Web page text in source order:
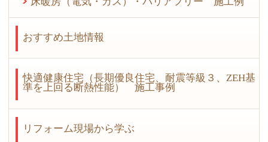
おすすめ土地情報
快適健康住宅（長期優良住宅、耐震等級３、ZEH基
準を上回る断熱性能） 施工事例
リフォーム現場から学ぶ